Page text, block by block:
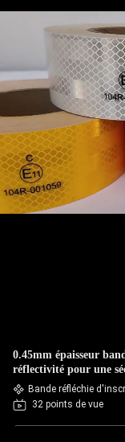
0.45mm épaisseur
réflectivité pour une
Bande réfléchie
32 points de vue